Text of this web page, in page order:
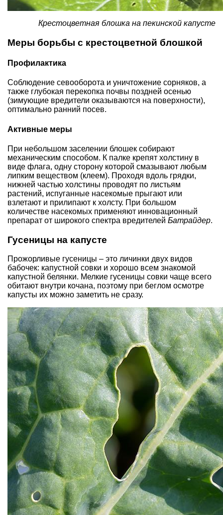
Крестоцветная блошка на пекинской капусте
Меры борьбы с крестоцветной блошкой
Профилактика
Соблюдение севооборота и уничтожение сорняков, а
также глубокая перекопка почвы поздней осенью
(зимующие вредители оказываются на поверхности),
оптимально ранний посев.
Активные меры
При небольшом заселении блошек собирают
механическим способом. К палке крепят холстину в
виде флага, одну сторону которой смазывают любым
липким веществом (клеем). Проходя вдоль грядки,
нижней частью холстины проводят по листьям
растений, испуганные насекомые прыгают или
взлетают и прилипают к холсту. При большом
количестве насекомых применяют инновационный
препарат от широкого спектра вредителей Батрайдер.
Гусеницы на капусте
Прожорливые гусеницы – это личинки двух видов
бабочек: капустной совки и хорошо всем знакомой
капустной белянки. Мелкие гусеницы совки чаще всего
обитают внутри кочана, поэтому при беглом осмотре
капусты их можно заметить не сразу.